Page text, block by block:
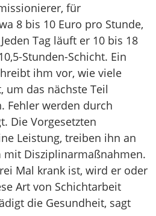
für
8 bis 10 Euro pro Stunde,
Tag läuft er 10 bis 18
Stunden-Schicht. Ein
ihm vor, wie viele
um das nächste Teil
Fehler werden durch
Die Vorgesetzten
Leistung, treiben ihn an
Disziplinarmaßnahmen.
Mal krank ist, wird er oder
Art von Schichtarbeit
die Gesundheit, sagt